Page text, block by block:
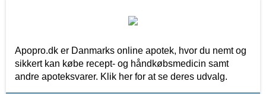
Apopro.dk er Danmarks online apotek, hvor du nemt og
sikkert kan købe recept- og håndkøbsmedicin samt
andre apoteksvarer. Klik her for at se deres udvalg.